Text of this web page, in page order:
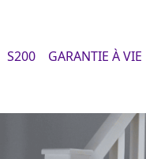
S200 GARANTIE À VIE